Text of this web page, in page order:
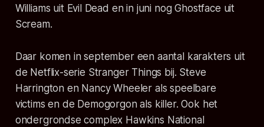
Williams uit Evil Dead en in juni nog Ghostface uit
Scream.
Daar komen in september een aantal karakters uit
de Netflix-serie Stranger Things bij. Steve
Harrington en Nancy Wheeler als speelbare
victims en de Demogorgon als killer. Ook het
ondergrondse complex Hawkins National